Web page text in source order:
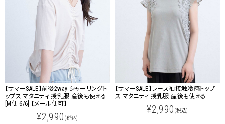
【サマーSALE】前後2way シャーリングト
ップス マタニティ 授乳服 産後も使える
[M便 6/6] 【メール便可】
¥2,990 (税込)
【サマーSALE】レース袖接触冷感トップ
ス マタニティ 授乳服 産後も使える
¥2,990 (税込)